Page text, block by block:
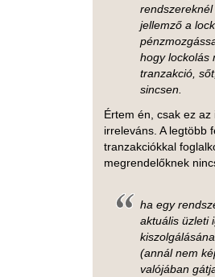
jellemző a
hogy lockolás
tranzakció,
sincsen.
Értem én, csak ez
irreleváns. A legtöbb
tranzakciókkal
megrendelőknek
ha egy
aktuális üzleti
(annál nem
valójában